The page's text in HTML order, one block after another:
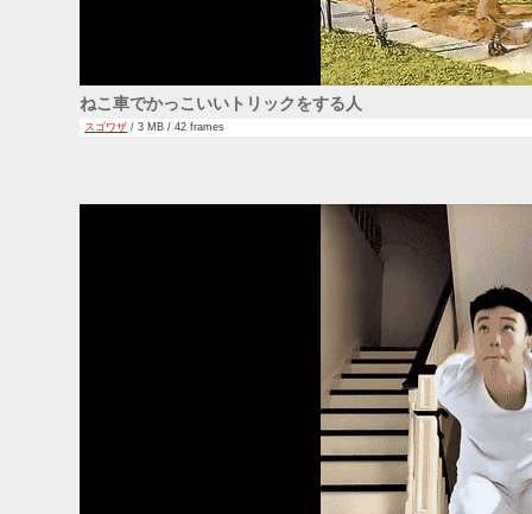
ねこ車でかっこいいトリックをする人
スゴワザ / 3 MB / 42 frames